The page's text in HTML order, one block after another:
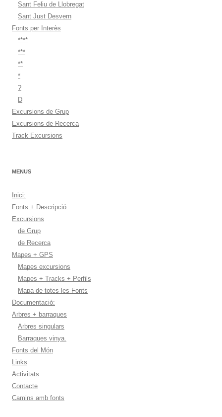
Sant Feliu de Llobregat
Sant Just Desvern
Fonts per Interès
****
***
**
*
?
D
Excursions de Grup
Excursions de Recerca
Track Excursions
MENUS
Inici:
Fonts + Descripció
Excursions
de Grup
de Recerca
Mapes + GPS
Mapes excursions
Mapes + Tracks + Perfils
Mapa de totes les Fonts
Documentació:
Arbres + barraques
Arbres singulars
Barraques vinya.
Fonts del Món
Links
Activitats
Contacte
Camins amb fonts